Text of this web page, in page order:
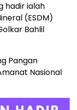
hadir ialah
(ESDM)
Bahlil
Pangan
Nasional